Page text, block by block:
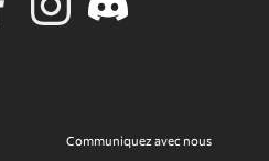
Communiquez avec nous
Twitter
Visit Wendy's Facebook
Visit Wendy's Instagram
Visit Wendy's Discord